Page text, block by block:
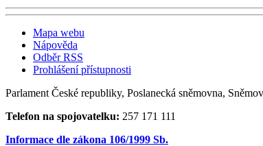
Mapa webu
Nápověda
Odběr RSS
Prohlášení přístupnosti
Parlament České republiky, Poslanecká sněmovna,
Telefon na spojovatelku: 257 171 111
Informace dle zákona 106/1999 Sb.